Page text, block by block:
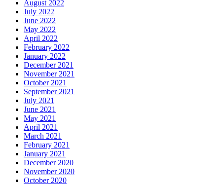
August 2022
July 2022
June 2022
May 2022
April 2022
February 2022
January 2022
December 2021
November 2021
October 2021
September 2021
July 2021
June 2021
May 2021
April 2021
March 2021
February 2021
January 2021
December 2020
November 2020
October 2020